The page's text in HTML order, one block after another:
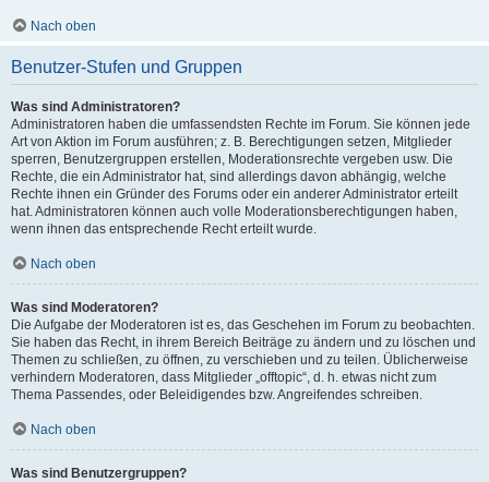
Nach oben
Benutzer-Stufen und Gruppen
Was sind Administratoren?
Administratoren haben die umfassendsten Rechte im Forum. Sie können jede
Art von Aktion im Forum ausführen; z. B. Berechtigungen setzen, Mitglieder
sperren, Benutzergruppen erstellen, Moderationsrechte vergeben usw. Die
Rechte, die ein Administrator hat, sind allerdings davon abhängig, welche
Rechte ihnen ein Gründer des Forums oder ein anderer Administrator erteilt
hat. Administratoren können auch volle Moderationsberechtigungen haben,
wenn ihnen das entsprechende Recht erteilt wurde.
Nach oben
Was sind Moderatoren?
Die Aufgabe der Moderatoren ist es, das Geschehen im Forum zu beobachten.
Sie haben das Recht, in ihrem Bereich Beiträge zu ändern und zu löschen und
Themen zu schließen, zu öffnen, zu verschieben und zu teilen. Üblicherweise
verhindern Moderatoren, dass Mitglieder „offtopic“, d. h. etwas nicht zum
Thema Passendes, oder Beleidigendes bzw. Angreifendes schreiben.
Nach oben
Was sind Benutzergruppen?